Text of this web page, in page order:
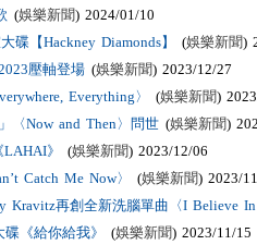
(娛樂新聞) 2024/01/10
碟【Hackney Diamonds】
(娛樂新聞)
壓軸登場 (娛樂新聞) 2023/12/27
Everything〉
(娛樂新聞)
〈Now and Then〉問世 (娛樂新聞)
》
(娛樂新聞) 2023/12/06
Catch Me Now〉
(娛樂新聞) 2023/
Kravitz再創全新洗腦單曲〈I Believe In
《給你給我》
(娛樂新聞) 2023/11/15